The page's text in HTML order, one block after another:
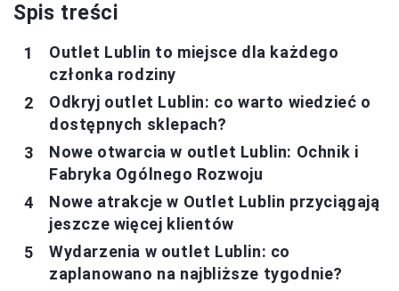
Spis treści
Outlet Lublin to miejsce dla każdego
członka rodziny
Odkryj outlet Lublin: co warto wiedzieć o
dostępnych sklepach?
Nowe otwarcia w outlet Lublin: Ochnik i
Fabryka Ogólnego Rozwoju
Nowe atrakcje w Outlet Lublin przyciągają
jeszcze więcej klientów
Wydarzenia w outlet Lublin: co
zaplanowano na najbliższe tygodnie?